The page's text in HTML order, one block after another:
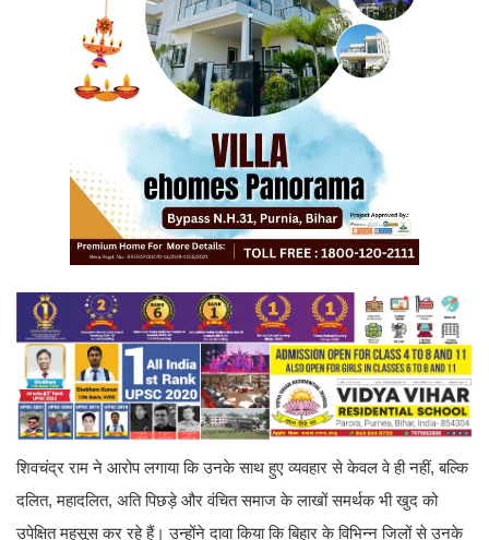
शिवचंद्र राम ने आरोप लगाया कि उनके साथ हुए व्यवहार से केवल वे ही नहीं, बल्कि
दलित, महादलित, अति पिछड़े और वंचित समाज के लाखों समर्थक भी खुद को
उपेक्षित महसूस कर रहे हैं। उन्होंने दावा किया कि बिहार के विभिन्न जिलों से उनके